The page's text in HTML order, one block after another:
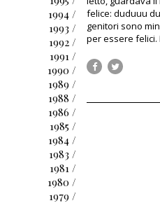
1994 /
1993 /
1992 /
1991 /
1990 /
1989 /
1988 /
1986 /
1985 /
1984 /
1983 /
1981 /
1980 /
1979 /
felice: duduuu
genitori sono
per essere felici.